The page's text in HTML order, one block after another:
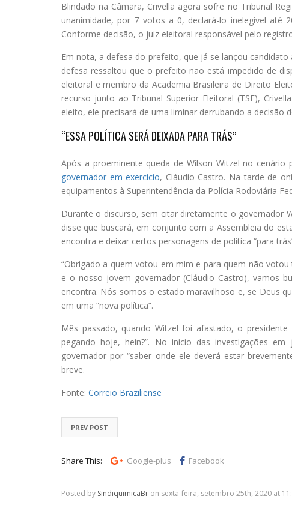
Blindado na Câmara, Crivella agora sofre no Tribunal
unanimidade, por 7 votos a 0, declará-lo inelegível até
Conforme decisão, o juiz eleitoral responsável pelo
Em nota, a defesa do prefeito, que já se lançou
defesa ressaltou que o prefeito não está impedido de
eleitoral e membro da Academia Brasileira de Direito
recurso junto ao Tribunal Superior Eleitoral (TSE),
eleito, ele precisará de uma liminar derrubando a decisão
“ESSA POLÍTICA SERÁ DEIXADA PARA TRÁS”
Após a proeminente queda de Wilson Witzel no cenário
governador em exercício, Cláudio Castro. Na tarde de
equipamentos à Superintendência da Polícia Rodoviária
Durante o discurso, sem citar diretamente o governador
disse que buscará, em conjunto com a Assembleia do
encontra e deixar certos personagens de política “para
“Obrigado a quem votou em mim e para quem não
e o nosso jovem governador (Cláudio Castro), vamos
encontra. Nós somos o estado maravilhoso e, se Deus
em uma “nova política”.
Mês passado, quando Witzel foi afastado, o
pegando hoje, hein?”. No início das investigações
governador por “saber onde ele deverá estar
breve.
Fonte: Correio Braziliense
PREV POST
Share This: Google-plus Facebook
Posted by SindiquimicaBr on sexta-feira, setembro 25th, 2020 at